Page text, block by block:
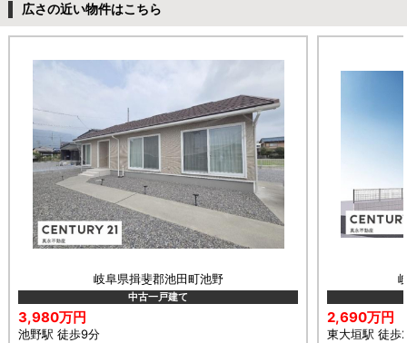
広さの近い物件はこちら
岐阜県揖斐郡池田町池野
中古一戸建て
3,980万円
池野駅 徒歩9分
2,690万円
東大垣駅 徒歩